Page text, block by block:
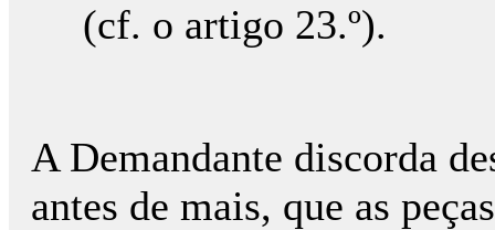
(cf. o artigo 23.º).
A Demandante discorda
antes de mais, que as